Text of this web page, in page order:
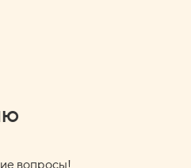
вопросы!